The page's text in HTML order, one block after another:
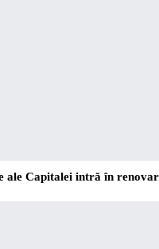
ale Capitalei intră în